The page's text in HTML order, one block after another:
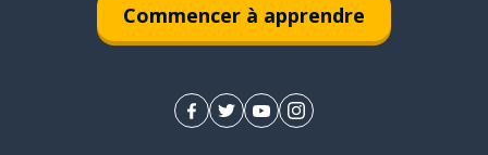
Commencer à apprendre